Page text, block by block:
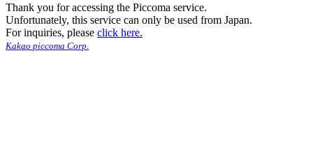
Thank you for accessing the Piccoma service.
Unfortunately, this service can only be used from Japan.
For inquiries, please click here.
Kakao piccoma Corp.